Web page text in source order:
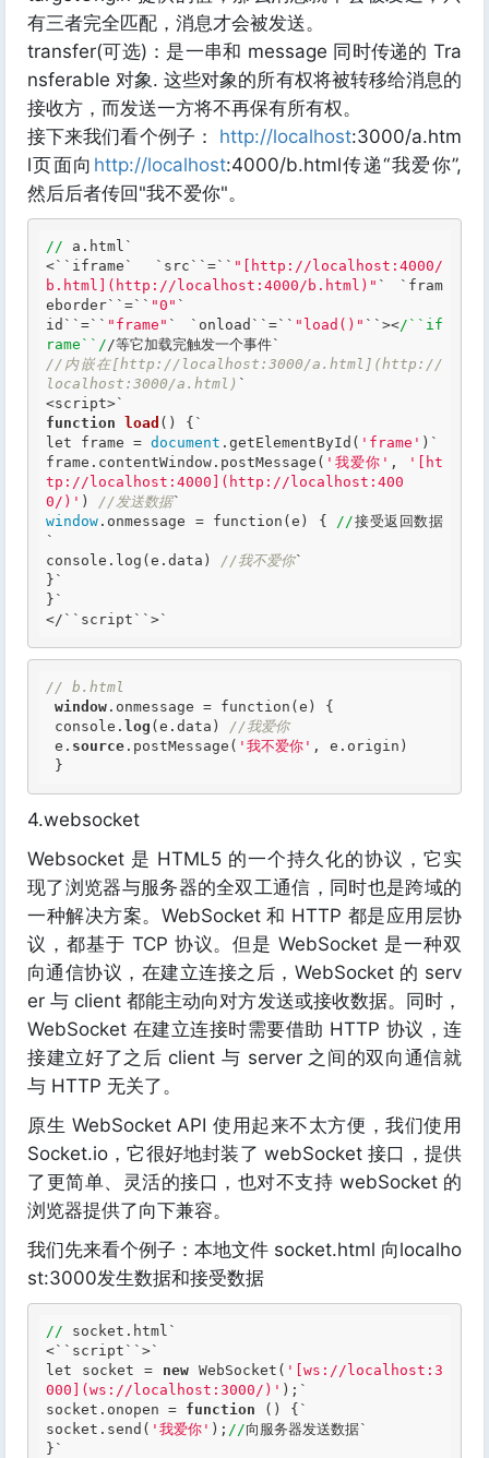
有三者完全匹配，消息才会被发送。
transfer(可选)：是一串和 message 同时传递的 Tra
nsferable 对象. 这些对象的所有权将被转移给消息的
接收方，而发送一方将不再保有所有权。
接下来我们看个例子： http://localhost:3000/a.htm
l页面向 http://localhost:4000/b.html传递“我爱你”,
然后后者传回"我不爱你"。
// a.html`
<`` iframe ` ` src `` =`` "[http://localhost:4000/
b.html](http://localhost:4000/b.html)" ` ` fram
eborder`` =`` "0" `
id` `=` ` "frame" ` `onload` `=` ` "load()" ` `></``if
rame``//等它加载完触发一个事件`
//内嵌在[http://localhost:3000/a.html](http://
localhost:3000/a.html) `
<script>`
function
load () {
let frame = document .getElementById( 'frame' )`
frame.contentWindow.postMessage( '我爱你' ,
'[ht
tp://localhost:4000](http://localhost:400
0/)' ) //发送数据
window .onmessage = function (e) { //接受返回数据
`
console.log(e.data) //我不爱你`
}`
} `
</` `script` `>`
// b.html
window .onmessage = function(e) {
console. log (e.data) //我爱你
e. source .postMessage( '我不爱你' , e.origin)
}
4.websocket
Websocket 是 HTML5 的一个持久化的协议，它实
现了浏览器与服务器的全双工通信，同时也是跨域的
一种解决方案。WebSocket 和 HTTP 都是应用层协
议，都基于 TCP 协议。但是 WebSocket 是一种双
向通信协议，在建立连接之后，WebSocket 的 serv
er 与 client 都能主动向对方发送或接收数据。同时，
WebSocket 在建立连接时需要借助 HTTP 协议，连
接建立好了之后 client 与 server 之间的双向通信就
与 HTTP 无关了。
原生 WebSocket API 使用起来不太方便，我们使用
Socket.io，它很好地封装了 webSocket 接口，提供
了更简单、灵活的接口，也对不支持 webSocket 的
浏览器提供了向下兼容。
我们先来看个例子：本地文件 socket.html 向localho
st:3000发生数据和接受数据
// socket.html`
<`` script `` >
let socket = new WebSocket( '[ws://localhost:3
000](ws://localhost:3000/)' );`
socket.onopen = function () { `
socket.send( '我爱你' ); //向服务器发送数据`
} `